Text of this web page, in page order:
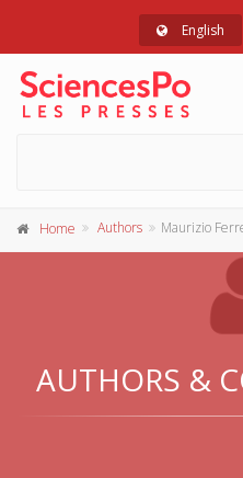
English
Home Authors Maurizio
AUTHORS &